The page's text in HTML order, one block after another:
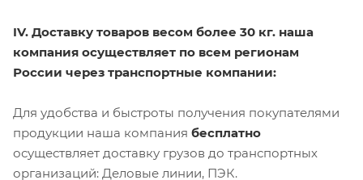
IV. Доставку товаров весом более 30 кг. наша
компания осуществляет по всем регионам
России через транспортные компании:
Для удобства и быстроты получения покупателями
продукции наша компания бесплатно
осуществляет доставку грузов до транспортных
организаций: Деловые линии, ПЭК.